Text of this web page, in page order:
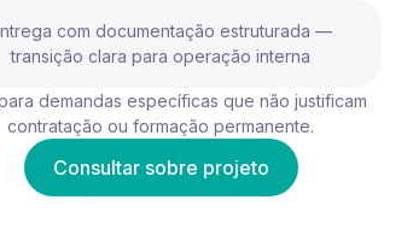
com documentação estruturada —
transição clara para operação interna
demandas específicas que não justificam
contratação ou formação permanente.
Consultar sobre projeto